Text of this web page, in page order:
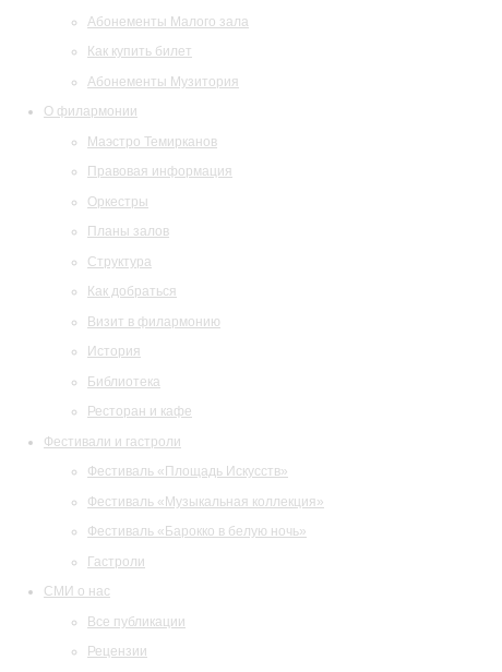
Абонементы Малого зала
Как купить билет
Абонементы Музитория
О филармонии
Маэстро Темирканов
Правовая информация
Оркестры
Планы залов
Структура
Как добраться
Визит в филармонию
История
Библиотека
Ресторан и кафе
Фестивали и гастроли
Фестиваль «Площадь Искусств»
Фестиваль «Музыкальная коллекция»
Фестиваль «Барокко в белую ночь»
Гастроли
СМИ о нас
Все публикации
Рецензии